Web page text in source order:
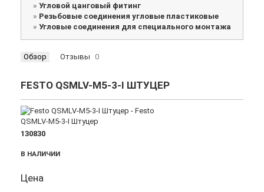
» Угловой цанговый фитинг
» Резьбовые соединения угловые пластиковые
» Угловые соединения для специального монтажа
Обзор Отзывы 0
FESTO QSMLV-M5-3-I ШТУЦЕР
130830
В НАЛИЧИИ
Цена